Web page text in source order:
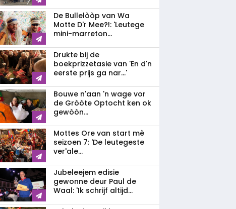
De Bullelòòp van Wa
Motte D'r Mee?!: 'Leutege
mini-marreton...
Drukte bij de
boekprizzetasie van 'En d'n
eerste prijs ga nar...'
Bouwe n'aan 'n wage vor
de Gròòte Optocht ken ok
gewòòn...
Mottes Ore van start mè
seizoen 7: 'De leutegeste
ver'ale...
Jubeleejem edisie
gewonne deur Paul de
Waal: 'Ik schrijf altijd...